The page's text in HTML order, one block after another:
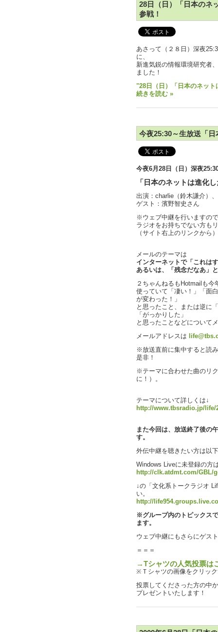
28日（日）「日本のネ
参戦！
あさって（２８日）深夜
に、
新進気鋭の情報環境研究者、
ました！
"28日（日）「日本のネッ
続きを読む »
今夜25:30～生放送「
今夜6月28日（日）深夜
「日本のネットは進化
出演：charlie（鈴木謙介）
ゲスト：濱野智史さん
※ウェブ中継を行いますの
ラジオをお持ちでない方も
（サイト右上のリンクから）
メールのテーマは
インターネットで「これは
あるいは、「残念だなあ」
２ちゃんねるもHotmailも
使っていて「凄い！」「面
が変わった！」
と思ったこと、または逆に
「がっかりした」
と思ったことなどについて
メールアドレスは
※放送直前に集中すると読
是非！
※テーマに合わせた曲のリ
に！）。
テーマについて詳しくは↓
http://www.tbsradio.jp/life/
また今回は、放送終了後の
す。
外伝中継を聴きたい方は以
Windows Liveに未登録の方
http://clk.atdmt.com/GBL/
↓の「文化系トークラジオ
い。
http://
※グループ内のトピックス
ます。
ウェブ中継にもさらにゲス
＝＝＝
→Tシャツの人気投票は
※Ｔシャツの画像をクリッ
投票してくださった方の中
プレゼントいたします！